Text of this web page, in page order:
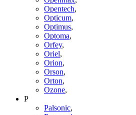
Opentech,
Opticum,
Optimus,
Optoma,
Orfey,
Oriel,
Orion,
Orson,
Orton,
Ozone,
P
Palsonic,